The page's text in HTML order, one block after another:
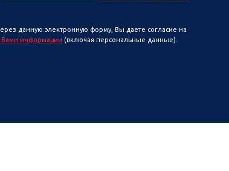
данную электронную форму, Вы даете согласие на
Вами информации (включая персональные данные).